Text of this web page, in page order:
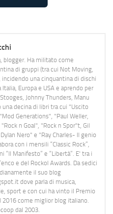
blogger. Ha militato come
di gruppi (tra cui Not Moving,
incidendo una cinquantina di dischi
Europa e USA e aprendo per
Johnny Thunders, Manu
una decina di libri tra cui "Uscito
Generations", "Paul Weller,
n Goal", "Rock n Spor"t, Gil
Nero" e "Ray Charles- Il genio
con i mensili “Classic Rock”,
“Il Manifesto” e “Libertà”. E' tra i
e del Rockol Awards. Da sedici
il suo blog
dove parla di musica,
sport e con cui ha vinto il Premio
come miglior blog italiano.
dal 2003.